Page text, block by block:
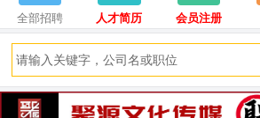
全部招聘 人才简历 会员注册